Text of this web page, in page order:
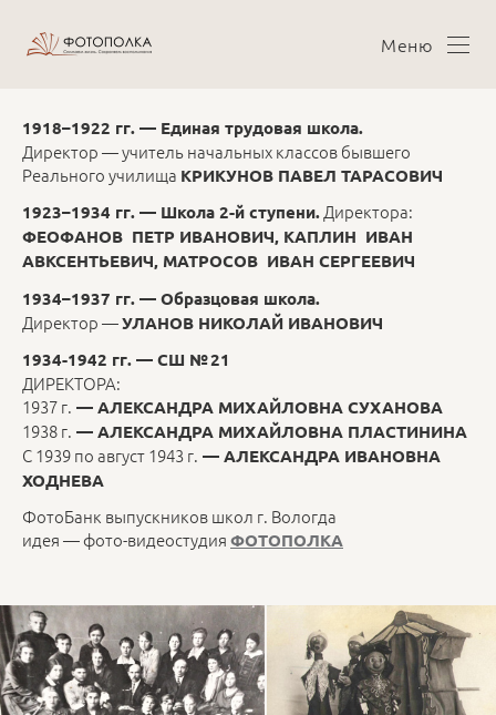
Меню
1918–1922 гг. — Единая трудовая школа.
Директор — учитель начальных классов бывшего
Реального училища КРИКУНОВ ПАВЕЛ ТАРАСОВИЧ
1923–1934 гг. — Школа 2-й ступени.Директора:
ФЕОФАНОВ ПЕТР ИВАНОВИЧ, КАПЛИН ИВАН
АВКСЕНТЬЕВИЧ, МАТРОСОВ ИВАН СЕРГЕЕВИЧ
1934–1937 гг. — Образцовая школа.
Директор —УЛАНОВ НИКОЛАЙ ИВАНОВИЧ
1934-1942 гг. — СШ № 21
ДИРЕКТОРА:
1937 г. — АЛЕКСАНДРА МИХАЙЛОВНА СУХАНОВА
1938 г. — АЛЕКСАНДРА МИХАЙЛОВНА ПЛАСТИНИНА
С 1939 по август 1943 г. — АЛЕКСАНДРА ИВАНОВНА
ХОДНЕВА
ФотоБанк выпускников школ г. Вологда
идея — фото-видеостудия ФОТОПОЛКА